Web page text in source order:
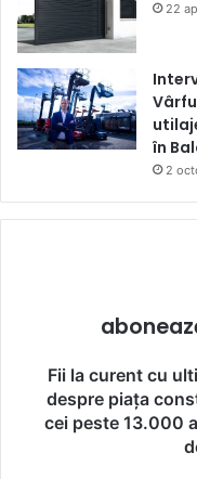
22
în
2
Fii la curent cu
despre piața
cei peste 13.000